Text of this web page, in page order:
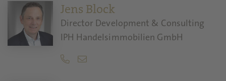
Jens Block
Director Development & Consulting
IPH Handelsimmobilien GmbH